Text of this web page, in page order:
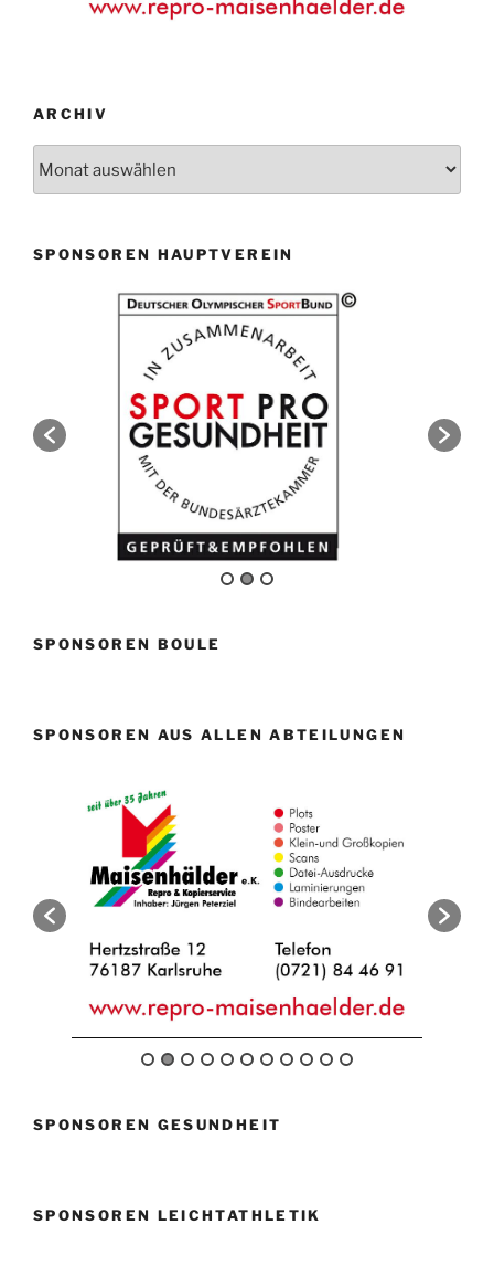
ARCHIV
SPONSOREN HAUPTVEREIN
SPONSOREN BOULE
SPONSOREN AUS ALLEN ABTEILUNGEN
SPONSOREN GESUNDHEIT
SPONSOREN LEICHTATHLETIK